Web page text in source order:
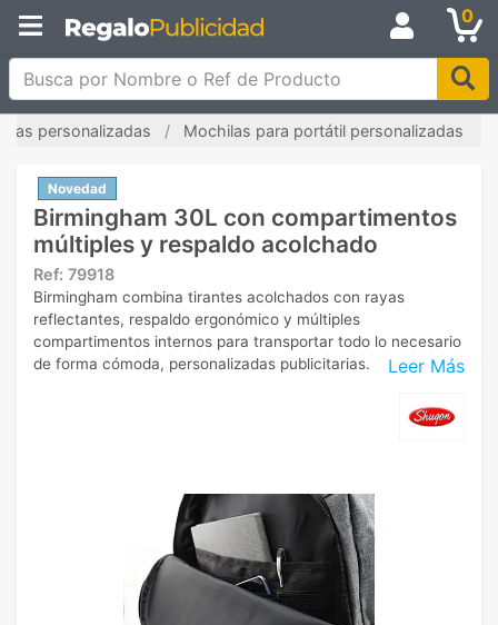
0
Busca por Nombre o Ref de Producto
personalizadas Mochilas para portátil personalizadas
Novedad
Birmingham 30L con compartimentos
múltiples y respaldo acolchado
Ref: 79918
Leer Más
Birmingham combina tirantes acolchados con rayas
reflectantes, respaldo ergonómico y múltiples
compartimentos internos para transportar todo lo necesario
de forma cómoda, personalizadas publicitarias.